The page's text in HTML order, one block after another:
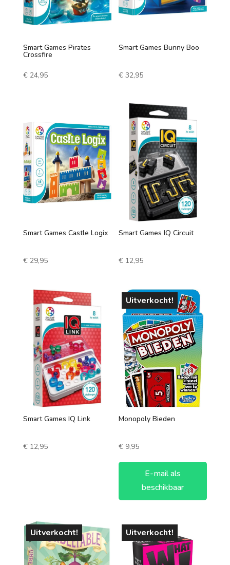
1 speler
7 +
6 spelers
Smart Games Pirates
Crossfire
€24,95
Smart Games Bunny Boo
€ 32,95
Smart Games Castle Logix
€29,95
Smart Games IQ Circuit
€ 12,95
Smart Games IQ Link
€12,95
Uitverkocht!
Monopoly Bieden
€ 9,95
E-mail als
beschikbaar
Uitverkocht! Uitverkocht!